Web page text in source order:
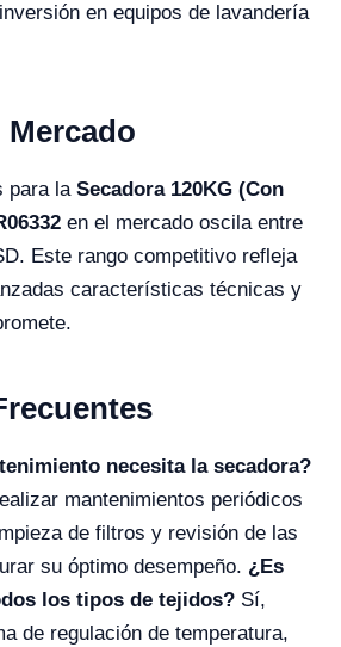
en equipos de lavandería
Mercado
para la Secadora 120KG (Con
en el mercado oscila entre
Este rango competitivo refleja
características técnicas y
necesita la secadora?
mantenimientos periódicos
de filtros y revisión de las
su óptimo desempeño. ¿Es
los tipos de tejidos? Sí,
de regulación de temperatura,